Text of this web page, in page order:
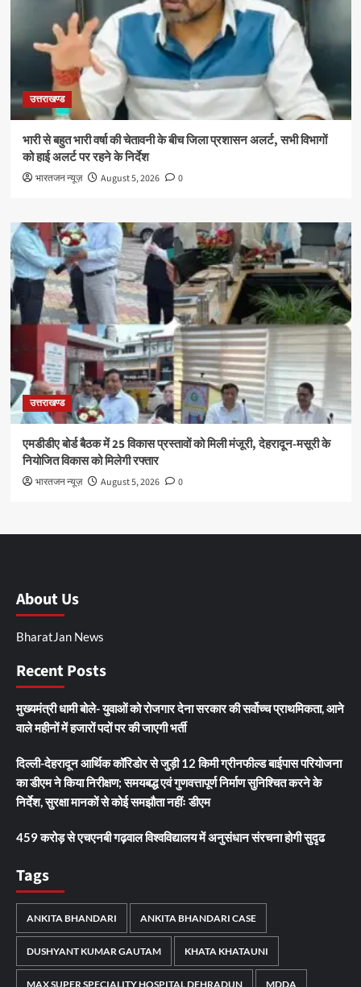
उत्तराखण्ड
भारी से बहुत भारी वर्षा की चेतावनी के बीच जिला प्रशासन अलर्ट, सभी विभागों
को हाई अलर्ट पर रहने के निर्देश
भारतजन न्यूज़ August 5, 2026 0
उत्तराखण्ड
एमडीडीए बोर्ड बैठक में 25 विकास प्रस्तावों को मिली मंजूरी, देहरादून-मसूरी के
नियोजित विकास को मिलेगी रफ्तार
भारतजन न्यूज़ August 5, 2026 0
About Us
BharatJan News
Recent Posts
मुख्यमंत्री धामी बोले- युवाओं को रोजगार देना सरकार की सर्वोच्च प्राथमिकता, आने
वाले महीनों में हजारों पदों पर की जाएगी भर्ती
दिल्ली-देहरादून आर्थिक कॉरिडोर से जुड़ी 12 किमी ग्रीनफील्ड बाईपास परियोजना
का डीएम ने किया निरीक्षण; समयबद्ध एवं गुणवत्तापूर्ण निर्माण सुनिश्चित करने के
निर्देश, सुरक्षा मानकों से कोई समझौता नहींः डीएम
459 करोड़ से एचएनबी गढ़वाल विश्वविद्यालय में अनुसंधान संरचना होगी सुदृढ
Tags
ANKITA BHANDARI ANKITA BHANDARI CASE
DUSHYANT KUMAR GAUTAM KHATA KHATAUNI
MAX SUPER SPECIALITY HOSPITAL DEHRADUN MDDA